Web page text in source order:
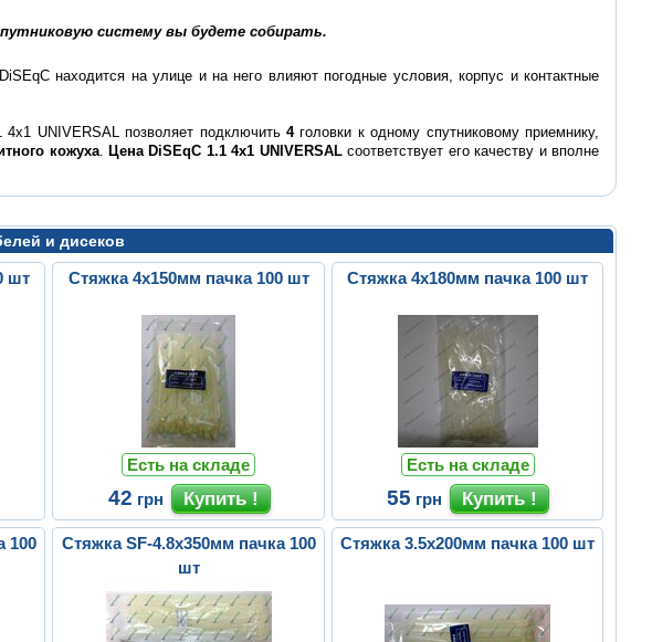
систему вы будете собирать.
находится на улице и на него влияют погодные условия, корпус и контактные
UNIVERSAL позволяет подключить 4головки к одному спутниковому приемнику,
кожуха. Цена DiSEqC 1.1 4x1 UNIVERSALсоответствует его качеству и вполне
и дисеков
шт Стяжка 4х150мм пачка 100 шт
Есть на складе
42 грн
Стяжка 4х180мм пачка 100 шт
Есть на складе
55 грн
100
Стяжка SF-4.8х350мм пачка 100
шт
Стяжка 3.5х200мм пачка 100 шт